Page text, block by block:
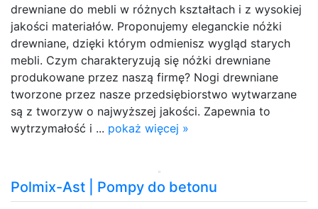
drewniane do mebli w różnych kształtach i z wysokiej
jakości materiałów. Proponujemy eleganckie nóżki
drewniane, dzięki którym odmienisz wygląd starych
mebli. Czym charakteryzują się nóżki drewniane
produkowane przez naszą firmę? Nogi drewniane
tworzone przez nasze przedsiębiorstwo wytwarzane
są z tworzyw o najwyższej jakości. Zapewnia to
wytrzymałość i ... pokaż więcej »
Polmix-Ast | Pompy do betonu